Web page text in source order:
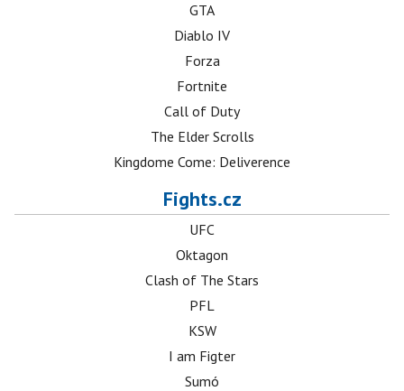
GTA
Diablo IV
Forza
Fortnite
Call of Duty
The Elder Scrolls
Kingdome Come: Deliverence
Fights.cz
UFC
Oktagon
Clash of The Stars
PFL
KSW
I am Figter
Sumó